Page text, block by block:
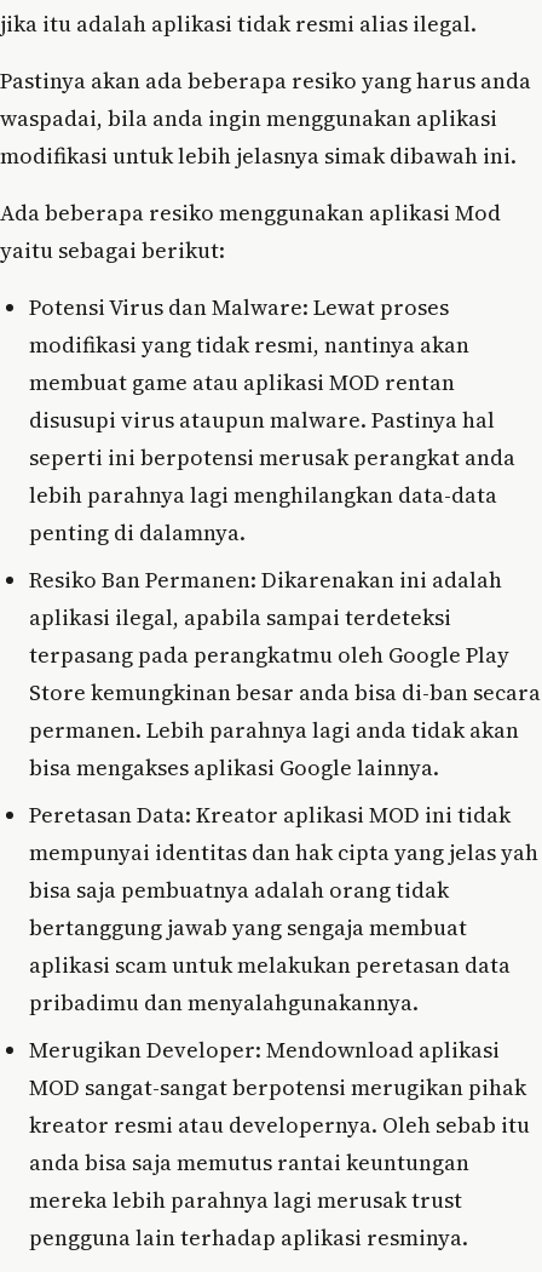
jika itu adalah aplikasi tidak resmi alias ilegal.
Pastinya akan ada beberapa resiko yang harus anda
waspadai, bila anda ingin menggunakan aplikasi
modifikasi untuk lebih jelasnya simak dibawah ini.
Ada beberapa resiko menggunakan aplikasi Mod
yaitu sebagai berikut:
Potensi Virus dan Malware: Lewat proses
modifikasi yang tidak resmi, nantinya akan
membuat game atau aplikasi MOD rentan
disusupi virus ataupun malware. Pastinya hal
seperti ini berpotensi merusak perangkat anda
lebih parahnya lagi menghilangkan data-data
penting di dalamnya.
Resiko Ban Permanen: Dikarenakan ini adalah
aplikasi ilegal, apabila sampai terdeteksi
terpasang pada perangkatmu oleh Google Play
Store kemungkinan besar anda bisa di-ban secara
permanen. Lebih parahnya lagi anda tidak akan
bisa mengakses aplikasi Google lainnya.
Peretasan Data: Kreator aplikasi MOD ini tidak
mempunyai identitas dan hak cipta yang jelas yah
bisa saja pembuatnya adalah orang tidak
bertanggung jawab yang sengaja membuat
aplikasi scam untuk melakukan peretasan data
pribadimu dan menyalahgunakannya.
Merugikan Developer: Mendownload aplikasi
MOD sangat-sangat berpotensi merugikan pihak
kreator resmi atau developernya. Oleh sebab itu
anda bisa saja memutus rantai keuntungan
mereka lebih parahnya lagi merusak trust
pengguna lain terhadap aplikasi resminya.